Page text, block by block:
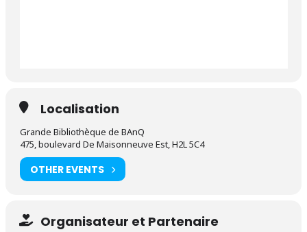
Localisation
Grande Bibliothèque de BAnQ
475, boulevard De Maisonneuve Est, H2L 5C4
OTHER EVENTS
Organisateur et Partenaire